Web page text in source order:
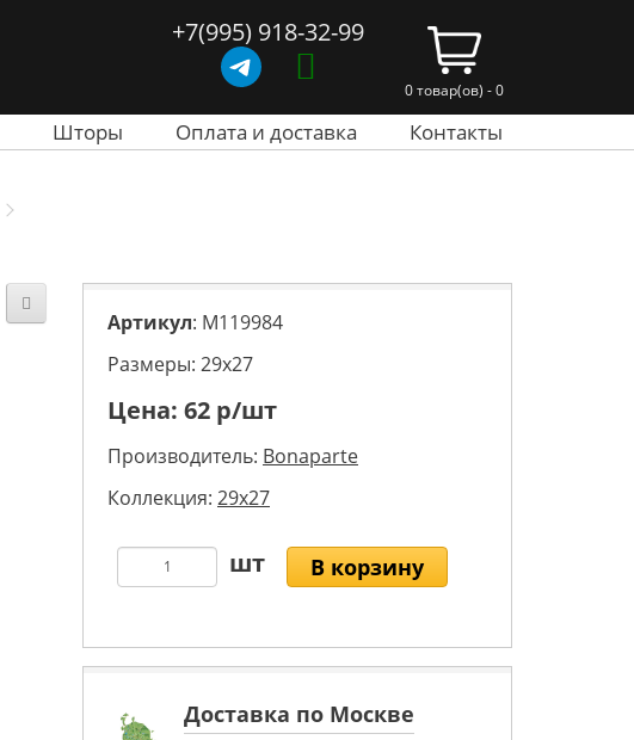
+7(995) 918-32-99
0 товар(ов) - 0
Шторы Оплата и доставка Контакты
Артикул: M119984
Размеры: 29х27
Цена: 62 р/шт
Производитель: Bonaparte
Коллекция: 29x27
В корзину
Доставка по Москве